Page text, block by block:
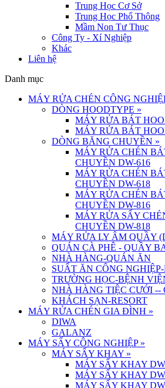
Trung Học Cơ Sở
Trung Học Phổ Thông
Mầm Non Tư Thục
Công Ty - Xí Nghiệp
Khác
Liên hệ
Danh mục
MÁY RỬA CHÉN CÔNG
DÒNG HOODTYPE »
MÁY RỬA BÁT
MÁY RỬA BÁT
DÒNG BĂNG CHUYỀN »
MÁY RỬA CHÉN
CHUYỀN DW-616
MÁY RỬA CHÉN
CHUYỀN DW-618
MÁY RỬA CHÉN
CHUYỀN DW-816
MÁY RỬA SẤY
CHUYỀN DW-818
MÁY RỬA LY ÂM QUẦY
QUÁN CÀ PHÊ - QUẦY
NHÀ HÀNG-QUÁN ĂN
SUẤT ĂN CÔNG
TRƯỜNG HỌC-BỆNH
NHÀ HÀNG TIỆC CƯỚI --
KHÁCH SẠN-RESORT
MÁY RỬA CHÉN GIA ĐÌNH »
DIWA
GALANZ
MÁY SẤY CÔNG NGHIỆP »
MÁY SẤY KHAY »
MÁY SẤY KHAY
MÁY SẤY KHAY
MÁY SẤY KHAY